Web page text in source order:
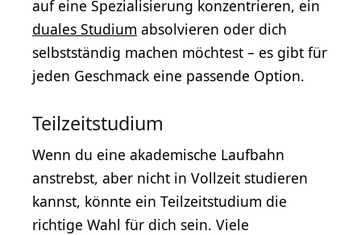
auf eine Spezialisierung konzentrieren, ein
duales Studium absolvieren oder dich
selbstständig machen möchtest – es gibt für
jeden Geschmack eine passende Option.
Teilzeitstudium
Wenn du eine akademische Laufbahn
anstrebst, aber nicht in Vollzeit studieren
kannst, könnte ein Teilzeitstudium die
richtige Wahl für dich sein. Viele